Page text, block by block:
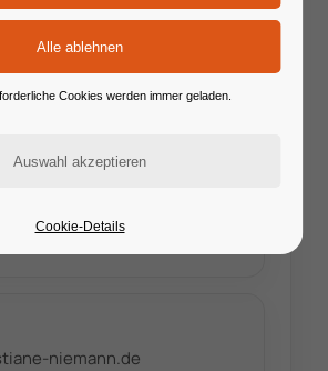
niemann.de
Cookies werden immer geladen.
Cookie-Details